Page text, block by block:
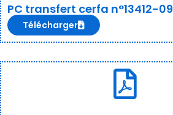
PC transfert cerfa n°13412-09
Télécharger